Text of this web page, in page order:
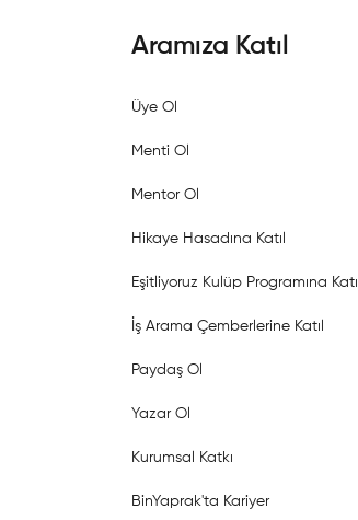
Aramıza Katıl
Üye Ol
Menti Ol
Mentor Ol
Hikaye Hasadına Katıl
Eşitliyoruz Kulüp Programına Katıl
İş Arama Çemberlerine Katıl
Paydaş Ol
Yazar Ol
Kurumsal Katkı
BinYaprak'ta Kariyer